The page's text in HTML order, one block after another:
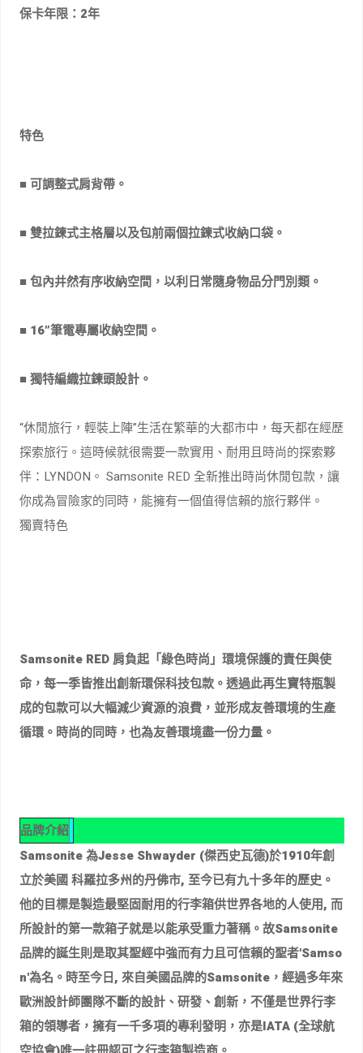
保卡年限：2年
特色
■ 可調整式肩背帶。
■ 雙拉鍊式主格層以及包前兩個拉鍊式收納口袋。
■ 包內井然有序收納空間，以利日常隨身物品分門別類。
■ 16”筆電專屬收納空間。
■ 獨特編織拉鍊頭設計。
“休閒旅行，輕裝上陣”​生活在繁華的大都市中，每天都在經歷
探索旅行。這時候就很需要一款實用、耐用且時尚的探索夥
伴：LYNDON。 Samsonite RED 全新推出時尚休閒包款，讓
你成為冒險家的同時，能擁有一個值得信賴的旅行夥伴。
獨賣特色
Samsonite RED 肩負起「綠色時尚」環境保護的責任與使
命，每一季皆推出創新環保科技包款。透過此再生寶特瓶製
成的包款可以大幅減少資源的浪費，並形成友善環境的生產
循環。時尚的同時，也為友善環境盡一份力量。
品牌介紹
Samsonite 為Jesse Shwayder (傑西史瓦德)於1910年創
立於美國 科羅拉多州的丹佛市, 至今已有九十多年的歷史。
他的目標是製造最堅固耐用的行李箱供世界各地的人使用, 而
所設計的第一款箱子就是以能承受重力著稱。故Samsonite
品牌的誕生則是取其聖經中強而有力且可信賴的聖者'Samso
n'為名。時至今日, 來自美國品牌的Samsonite，經過多年來
歐洲設計師團隊不斷的設計、研發、創新，不僅是世界行李
箱的領導者，擁有一千多項的專利發明，亦是IATA (全球航